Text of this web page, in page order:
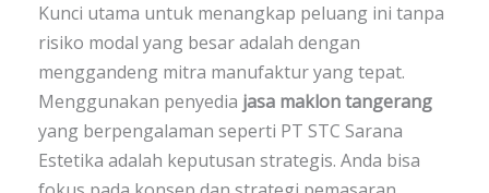
Kunci utama untuk menangkap peluang ini tanpa
risiko modal yang besar adalah dengan
menggandeng mitra manufaktur yang tepat.
Menggunakan penyedia jasa maklon tangerang
yang berpengalaman seperti PT STC Sarana
Estetika adalah keputusan strategis. Anda bisa